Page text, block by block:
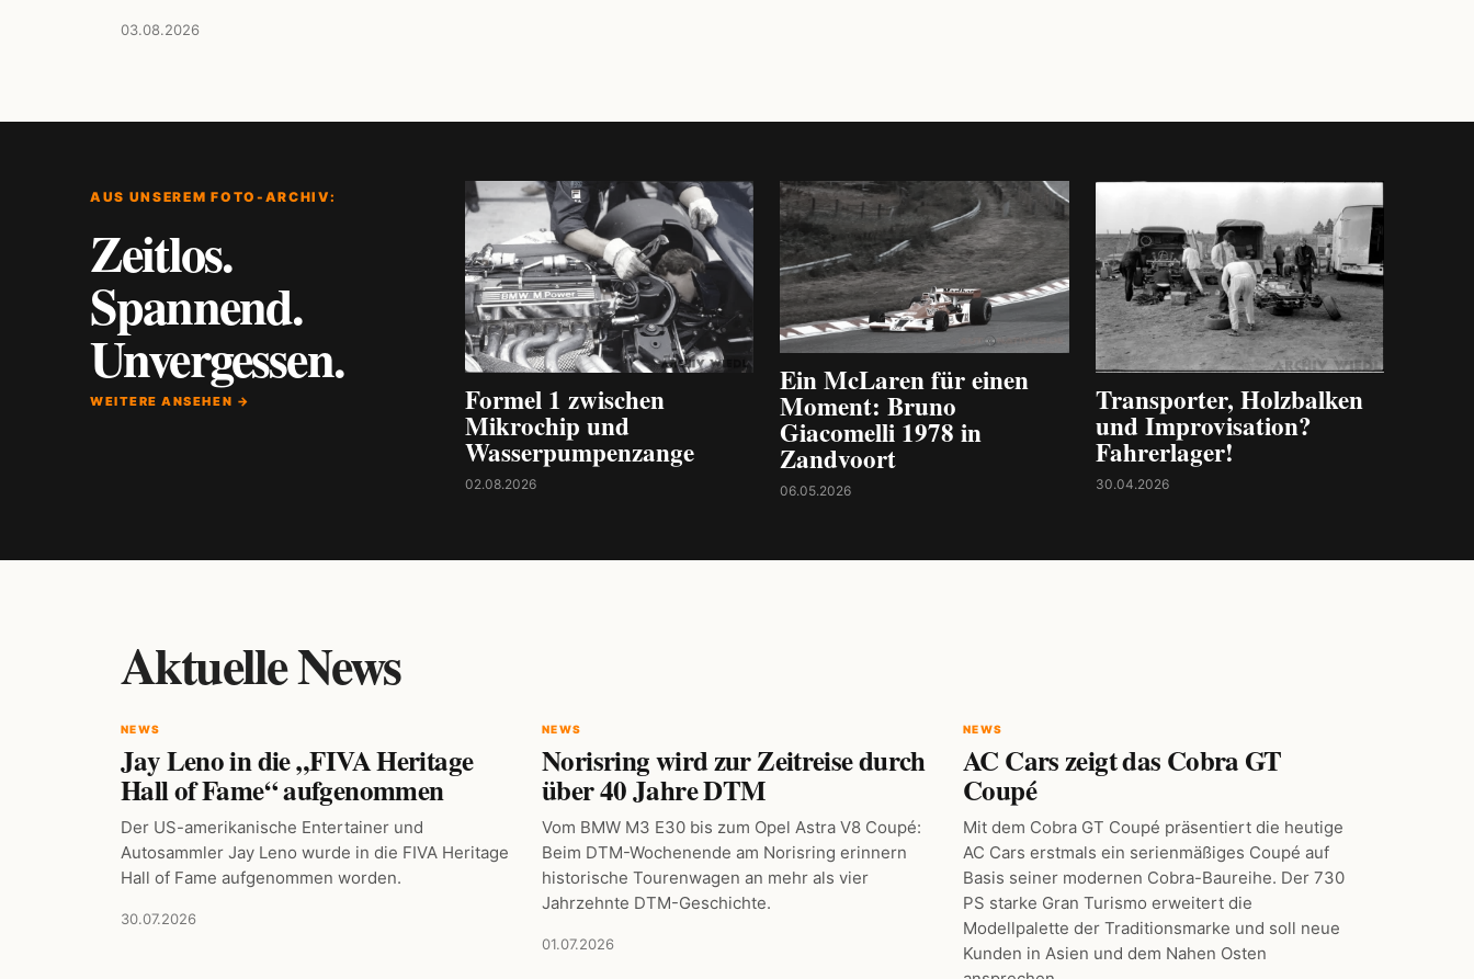
03.08.2026
AUS UNSEREM FOTO-ARCHIV:
Zeitlos.
Spannend.
Unvergessen.
WEITERE ANSEHEN → Formel 1 zwischen
Mikrochip und
Wasserpumpenzange
02.08.2026
Ein McLaren für einen
Moment: Bruno
Giacomelli 1978 in
Zandvoort
06.05.2026
Transporter, Holzbalken
und Improvisation?
Fahrerlager!
30.04.2026
Aktuelle News
NEWS
Jay Leno in die „FIVA Heritage
Hall of Fame“ aufgenommen
Der US-amerikanische Entertainer und
Autosammler Jay Leno wurde in die FIVA Heritage
Hall of Fame aufgenommen worden.
30.07.2026
NEWS
Norisring wird zur Zeitreise durch
über 40 Jahre DTM
Vom BMW M3 E30 bis zum Opel Astra V8 Coupé:
Beim DTM-Wochenende am Norisring erinnern
historische Tourenwagen an mehr als vier
Jahrzehnte DTM-Geschichte.
01.07.2026
NEWS
AC Cars zeigt das Cobra GT
Coupé
Mit dem Cobra GT Coupé präsentiert die heutige
AC Cars erstmals ein serienmäßiges Coupé auf
Basis seiner modernen Cobra-Baureihe. Der 730
PS starke Gran Turismo erweitert die
Modellpalette der Traditionsmarke und soll neue
Kunden in Asien und dem Nahen Osten